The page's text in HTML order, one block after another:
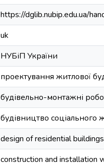
https://dglib.nubip.edu.ua/
uk
НУБіП України
проектування житлової
будівельно-монтажні
будівництво соціального
design of residential
construction and installation